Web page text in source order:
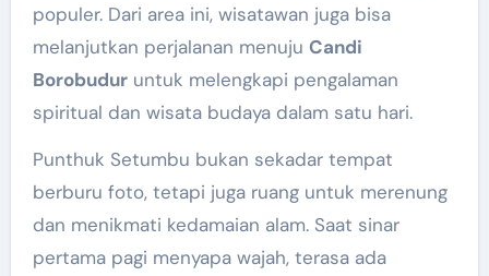
populer. Dari area ini, wisatawan juga bisa
melanjutkan perjalanan menuju Candi
Borobuduruntuk melengkapi pengalaman
spiritual dan wisata budaya dalam satu hari.
Punthuk Setumbu bukan sekadar tempat
berburu foto, tetapi juga ruang untuk merenung
dan menikmati kedamaian alam. Saat sinar
pertama pagi menyapa wajah, terasa ada